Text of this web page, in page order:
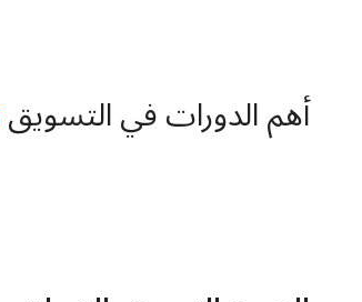
أهم الدورات في التسويق and